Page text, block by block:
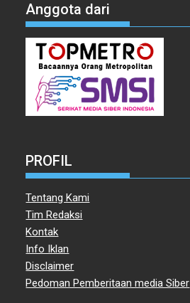
Anggota dari
PROFIL
Tentang Kami
Tim Redaksi
Kontak
Info Iklan
Disclaimer
Pedoman Pemberitaan media Siber